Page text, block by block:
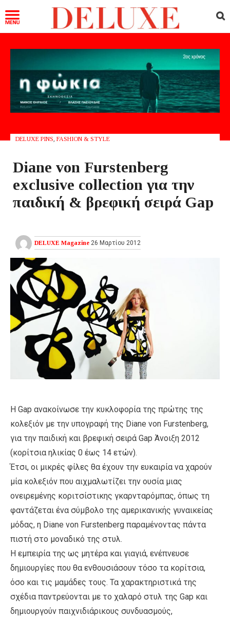
DELUXE PINS FASHION & STYLE
Diane von Furstenberg
exclusive collection για την
παιδική & βρεφική σειρά Gap
DELUXE Magazine 26 Μαρτίου 2012
Η Gap ανακοίνωσε την κυκλοφορία της πρώτης της
κολεξιόν με την υπογραφή της Diane von Furstenberg,
για την παιδική και βρεφική σειρά Gap Άνοιξη 2012
(κορίτσια ηλικίας 0 έως 14 ετών).
Έτσι, οι μικρές φίλες θα έχουν την ευκαιρία να χαρούν
μία κολεξιόν που αιχμαλωτίζει την ουσία μιας
ονειρεμένης κοριτσίστικης γκαρνταρόμπας, όπως τη
φαντάζεται ένα σύμβολο της αμερικανικής γυναικείας
μόδας, η Diane von Furstenberg παραμένοντας πάντα
πιστή στο μοναδικό της στυλ.
Η εμπειρία της ως μητέρα και γιαγιά, ενέπνευσε
δημιουργίες που θα ενθουσιάσουν τόσο τα κορίτσια,
όσο και τις μαμάδες τους. Τα χαρακτηριστικά της
σχέδια παντρεύονται με το χαλαρό στυλ της Gap και
δημιουργούν παιχνιδιάρικους συνδυασμούς,